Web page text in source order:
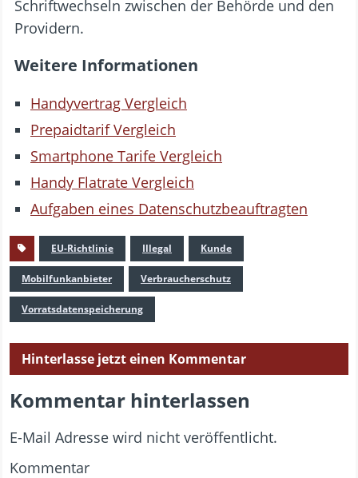
Schriftwechseln zwischen der Behörde und den
Providern.
Weitere Informationen
Handyvertrag Vergleich
Prepaidtarif Vergleich
Smartphone Tarife Vergleich
Handy Flatrate Vergleich
Aufgaben eines Datenschutzbeauftragten
EU-Richtlinie Illegal Kunde
Mobilfunkanbieter Verbraucherschutz
Vorratsdatenspeicherung
Hinterlasse jetzt einen Kommentar
Kommentar hinterlassen
E-Mail Adresse wird nicht veröffentlicht.
Kommentar